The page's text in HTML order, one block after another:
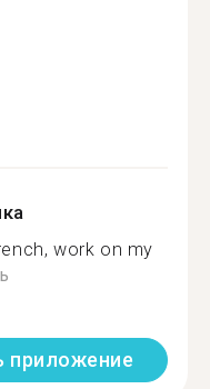
work on my
приложение